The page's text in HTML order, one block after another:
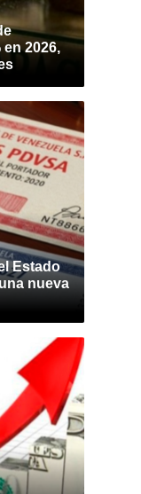
2026,
Estado
nueva